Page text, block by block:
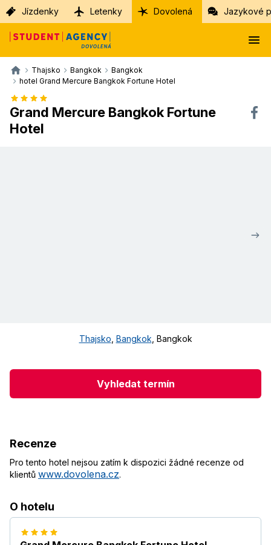
Jízdenky Letenky Dovolená Jazykové
Thajsko Bangkok
Bangkok
hotel Grand Mercure Bangkok Fortune Hotel
Grand Mercure Bangkok Fortune
Hotel
Thajsko Bangkok Bangkok
Vyhledat termín
Recenze
Pro tento hotel nejsou zatím k dispozici žádné recenze od
klientů www.dovolena.cz.
O hotelu